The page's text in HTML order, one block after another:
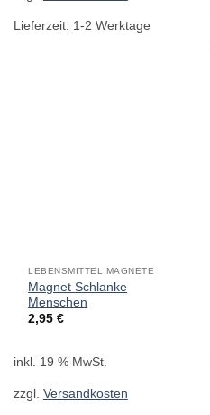
Lieferzeit: 1-2 Werktage
LEBENSMITTEL MAGNETE
Magnet Schlanke
Menschen
2,95€
inkl. 19 % MwSt.
zzgl. Versandkosten